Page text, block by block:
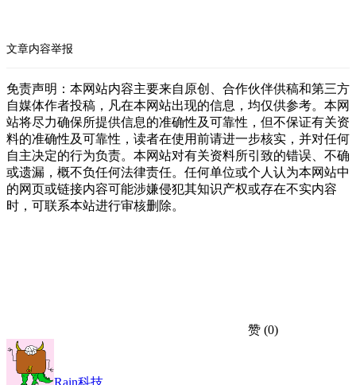
文章内容举报
免责声明：本网站内容主要来自原创、合作伙伴供稿和第三方
自媒体作者投稿，凡在本网站出现的信息，均仅供参考。本网
站将尽力确保所提供信息的准确性及可靠性，但不保证有关资
料的准确性及可靠性，读者在使用前请进一步核实，并对任何
自主决定的行为负责。本网站对有关资料所引致的错误、不确
或遗漏，概不负任何法律责任。任何单位或个人认为本网站中
的网页或链接内容可能涉嫌侵犯其知识产权或存在不实内容
时，可联系本站进行审核删除。
赞 (0)
Rain科技